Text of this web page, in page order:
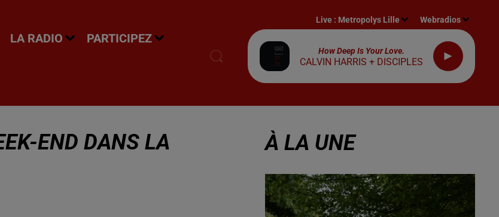
LA RADIO PARTICIPEZ
Live : Metropolys Lille Webradios
How Deep Is Your Love.
CALVIN HARRIS + DISCIPLES
END DANS LA
À LA UNE